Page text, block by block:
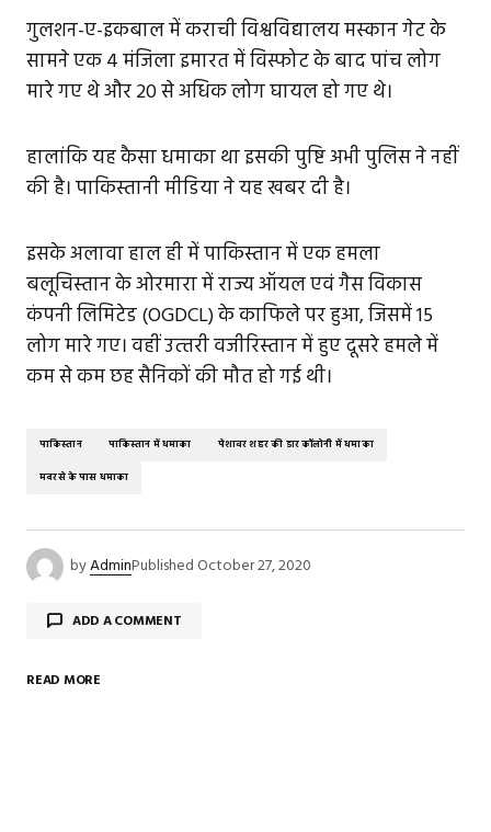
गुलशन-ए-इकबाल में कराची विश्वविद्यालय मस्कान गेट के
सामने एक 4 मंजिला इमारत में विस्फोट के बाद पांच लोग
मारे गए थे और 20 से अधिक लोग घायल हो गए थे।
हालांकि यह कैसा धमाका था इसकी पुष्टि अभी पुलिस ने नहीं
की है। पाकिस्तानी मीडिया ने यह खबर दी है।
इसके अलावा हाल ही में पाकिस्तान में एक हमला
बलूचिस्‍तान के ओरमारा में राज्य ऑयल एवं गैस विकास
कंपनी लिमिटेड (OGDCL) के काफिले पर हुआ, जिसमें 15
लोग मारे गए। वहीं उत्‍तरी वजीरिस्‍तान में हुए दूसरे हमले में
कम से कम छह सैनिकों की मौत हो गई थी।
पाकिस्तान पाकिस्तान में धमाका पेशावर शहर की डार कॉलोनी में धमाका
मदरसे के पास धमाका
byAdminPublishedOctober 27, 2020
ADD A COMMENT
READ MORE